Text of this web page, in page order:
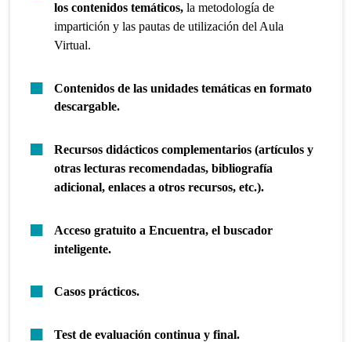
los contenidos temáticos, la metodología de
impartición y las pautas de utilización del Aula
Virtual.
Contenidos de las unidades temáticas en formato
descargable.
Recursos didácticos complementarios (artículos y
otras lecturas recomendadas, bibliografía
adicional, enlaces a otros recursos, etc.).
Acceso gratuito a Encuentra, el buscador
inteligente.
Casos prácticos.
Test de evaluación continua y final.